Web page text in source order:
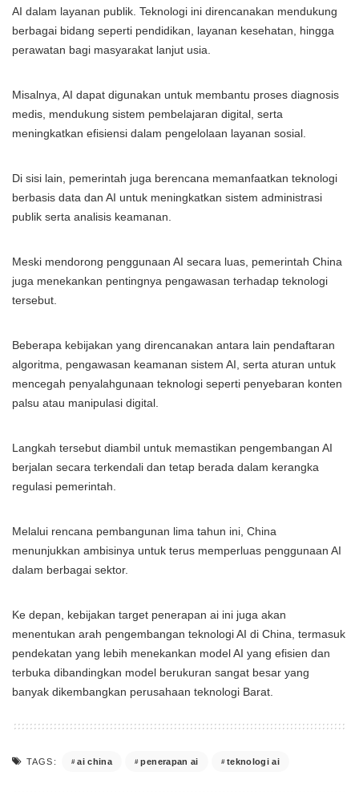
AI dalam layanan publik. Teknologi ini direncanakan mendukung
berbagai bidang seperti pendidikan, layanan kesehatan, hingga
perawatan bagi masyarakat lanjut usia.
Misalnya, AI dapat digunakan untuk membantu proses diagnosis
medis, mendukung sistem pembelajaran digital, serta
meningkatkan efisiensi dalam pengelolaan layanan sosial.
Di sisi lain, pemerintah juga berencana memanfaatkan teknologi
berbasis data dan AI untuk meningkatkan sistem administrasi
publik serta analisis keamanan.
Meski mendorong penggunaan AI secara luas, pemerintah China
juga menekankan pentingnya pengawasan terhadap teknologi
tersebut.
Beberapa kebijakan yang direncanakan antara lain pendaftaran
algoritma, pengawasan keamanan sistem AI, serta aturan untuk
mencegah penyalahgunaan teknologi seperti penyebaran konten
palsu atau manipulasi digital.
Langkah tersebut diambil untuk memastikan pengembangan AI
berjalan secara terkendali dan tetap berada dalam kerangka
regulasi pemerintah.
Melalui rencana pembangunan lima tahun ini, China
menunjukkan ambisinya untuk terus memperluas penggunaan AI
dalam berbagai sektor.
Ke depan, kebijakan target penerapan ai ini juga akan
menentukan arah pengembangan teknologi AI di China, termasuk
pendekatan yang lebih menekankan model AI yang efisien dan
terbuka dibandingkan model berukuran sangat besar yang
banyak dikembangkan perusahaan teknologi Barat.
TAGS: ai china penerapan ai teknologi ai